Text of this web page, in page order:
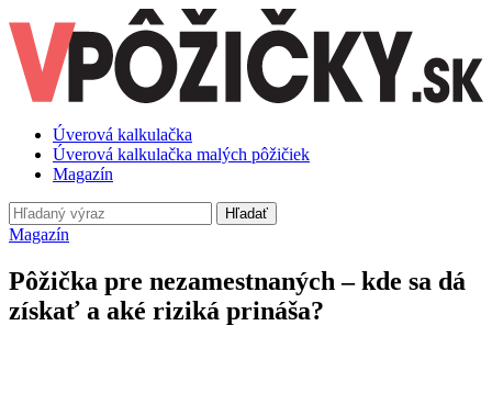
Úverová kalkulačka
Úverová kalkulačka malých pôžičiek
Magazín
Hľadať
Magazín
Pôžička pre nezamestnaných – kde sa dá
získať a aké riziká prináša?